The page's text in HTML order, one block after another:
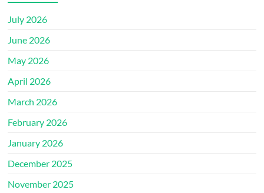
July 2026
June 2026
May 2026
April 2026
March 2026
February 2026
January 2026
December 2025
November 2025